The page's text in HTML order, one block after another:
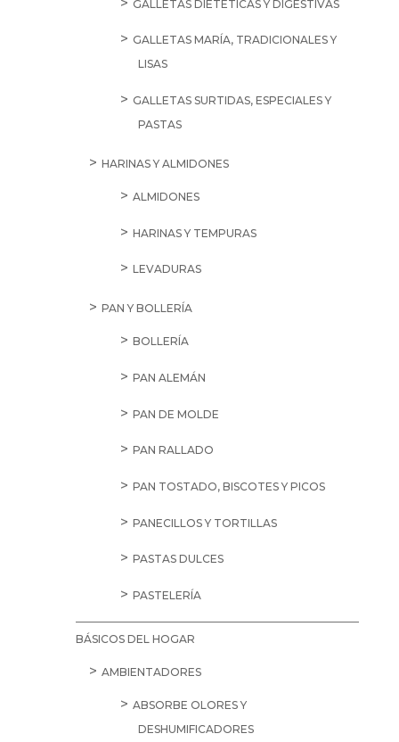
GALLETAS DIETÉTICAS Y DIGESTIVAS
GALLETAS MARÍA, TRADICIONALES Y
LISAS
GALLETAS SURTIDAS, ESPECIALES Y
PASTAS
HARINAS Y ALMIDONES
ALMIDONES
HARINAS Y TEMPURAS
LEVADURAS
PAN Y BOLLERÍA
BOLLERÍA
PAN ALEMÁN
PAN DE MOLDE
PAN RALLADO
PAN TOSTADO, BISCOTES Y PICOS
PANECILLOS Y TORTILLAS
PASTAS DULCES
PASTELERÍA
BÁSICOS DEL HOGAR
AMBIENTADORES
ABSORBE OLORES Y
DESHUMIFICADORES